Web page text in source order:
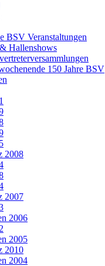
BSV Veranstaltungen
Hallenshows
150 Jahre BSV
2008
2007
2006
2005
2010
2004